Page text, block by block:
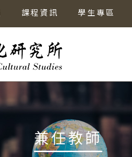
課程資訊 學生專區
兼任教師